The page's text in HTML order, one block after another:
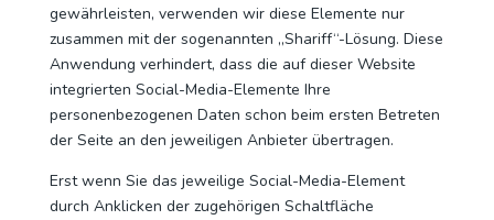
gewährleisten, verwenden wir diese Elemente nur
zusammen mit der sogenannten „Shariff“-Lösung. Diese
Anwendung verhindert, dass die auf dieser Website
integrierten Social-Media-Elemente Ihre
personenbezogenen Daten schon beim ersten Betreten
der Seite an den jeweiligen Anbieter übertragen.
Erst wenn Sie das jeweilige Social-Media-Element
durch Anklicken der zugehörigen Schaltfläche